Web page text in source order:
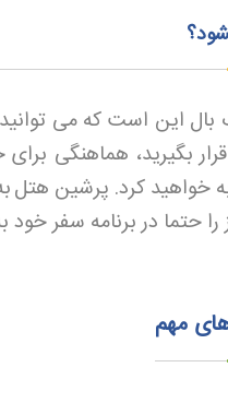
بال این است که می
بگیرید، هماهنگی
خواهید کرد. پرشین هتل
حتما در برنامه سفر خود
مهم